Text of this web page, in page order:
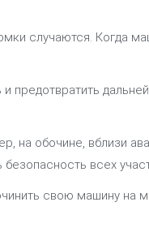
случаются. Когда
предотвратить
на обочине, вблизи
всех
свою машину на